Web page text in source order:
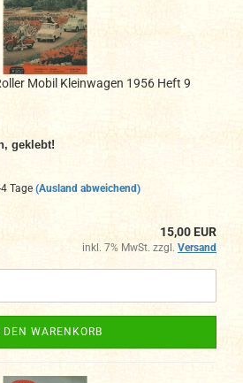
Mobil Kleinwagen 1956 Heft 9
geklebt!
Tage (Ausland abweichend)
15,00 EUR
inkl. 7% MwSt. zzgl. Versand
DEN WARENKORB